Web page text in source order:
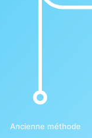
Ancienne méthode